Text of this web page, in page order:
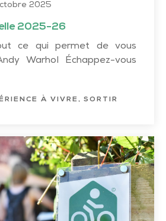
2025
2025-26
ce qui permet de vous
Warhol Échappez-vous
À VIVRE SORTIR